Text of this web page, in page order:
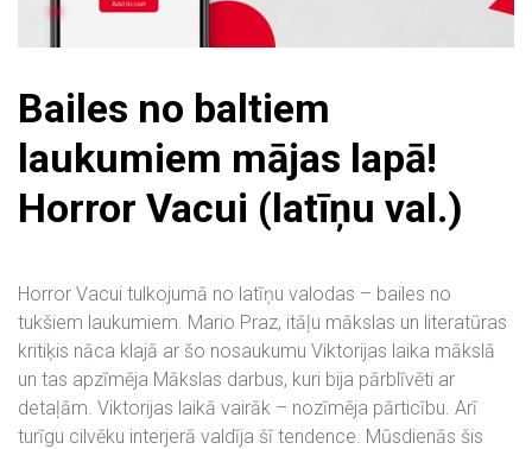
Bailes no baltiem
laukumiem mājas lapā!
Horror Vacui (latīņu val.)
Horror Vacui tulkojumā no latīņu valodas – bailes no
tukšiem laukumiem. Mario Praz, itāļu mākslas un literatūras
kritiķis nāca klajā ar šo nosaukumu Viktorijas laika mākslā
un tas apzīmēja Mākslas darbus, kuri bija pārblīvēti ar
detaļām. Viktorijas laikā vairāk – nozīmēja pārticību. Arī
turīgu cilvēku interjerā valdīja šī tendence. Mūsdienās šis